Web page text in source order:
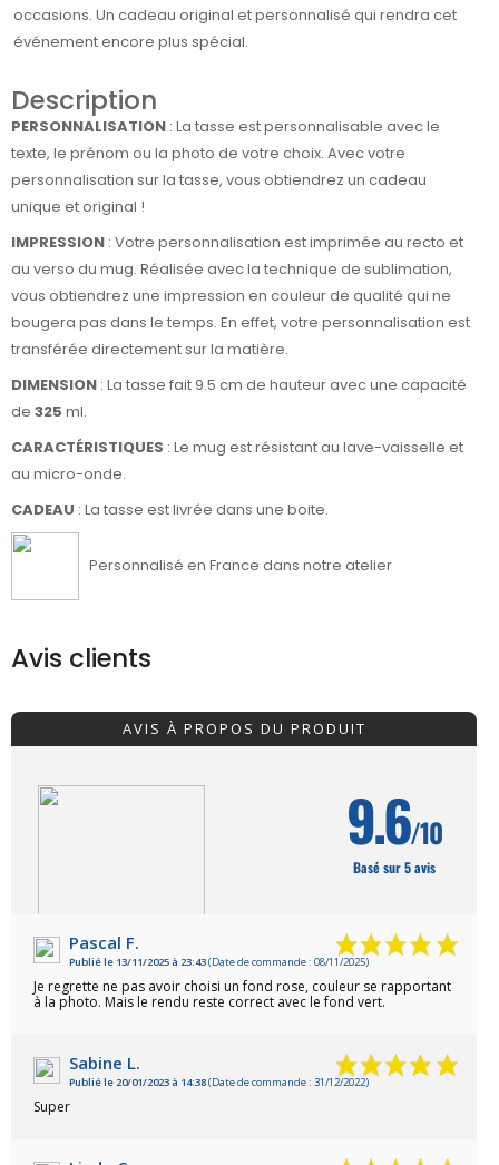
occasions. Un cadeau original et personnalisé qui rendra cet
événement encore plus spécial.
Description
PERSONNALISATION : La tasse est personnalisable avec le
texte, le prénom ou la photo de votre choix. Avec votre
personnalisation sur la tasse, vous obtiendrez un cadeau
unique et original !
IMPRESSION : Votre personnalisation est imprimée au recto et
au verso du mug. Réalisée avec la technique de sublimation,
vous obtiendrez une impression en couleur de qualité qui ne
bougera pas dans le temps. En effet, votre personnalisation est
transférée directement sur la matière.
DIMENSION : La tasse fait 9.5 cm de hauteur avec une capacité
de 325 ml.
CARACTÉRISTIQUES : Le mug est résistant au lave-vaisselle et
au micro-onde.
CADEAU : La tasse est livrée dans une boite.
Personnalisé en France dans notre atelier
Avis clients
AVIS À PROPOS DU PRODUIT
VOIR L'ATTESTATION
9.6/10
Basé sur 5 avis
Pascal F.
Publié le 13/11/2025 à 23:43(Date de commande : 08/11/2025)
Je regrette ne pas avoir choisi un fond rose, couleur se rapportant
à la photo. Mais le rendu reste correct avec le fond vert.
Sabine L.
Publié le 20/01/2023 à 14:38(Date de commande : 31/12/2022)
Super